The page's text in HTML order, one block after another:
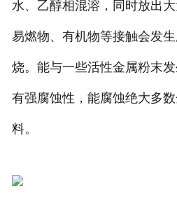
水、乙醇相混溶，同时放出
易燃物、有机物等接触会发
烧。能与一些活性金属粉末
有强腐蚀性，能腐蚀绝大多
料。